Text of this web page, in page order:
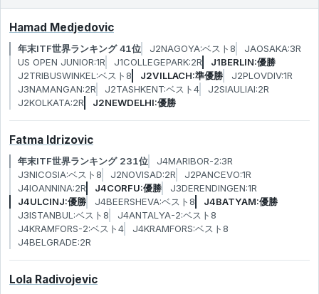
Hamad Medjedovic
年末ITF世界ランキング 41位 J2NAGOYA:ベスト8
JAOSAKA:3R
US OPEN JUNIOR:1R
J1COLLEGEPARK:2R
J1BERLIN:優勝
J2TRIBUSWINKEL:ベスト8
J2VILLACH:準優勝
J2PLOVDIV:1R
J3NAMANGAN:2R
J2TASHKENT:ベスト4
J2SIAULIAI:2R
J2KOLKATA:2R
J2NEWDELHI:優勝
Fatma Idrizovic
年末ITF世界ランキング 231位
J4MARIBOR-2:3R
J3NICOSIA:ベスト8
J2NOVISAD:2R
J2PANCEVO:1R
J4IOANNINA:2R
J4CORFU:優勝
J3DERENDINGEN:1R
J4ULCINJ:優勝
J4BEERSHEVA:ベスト8
J4BATYAM:優勝
J3ISTANBUL:ベスト8
J4ANTALYA-2:ベスト8
J4KRAMFORS-2:ベスト4
J4KRAMFORS:ベスト8
J4BELGRADE:2R
Lola Radivojevic